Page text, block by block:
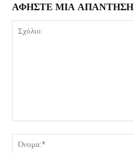
ΑΦΗΣΤΕ ΜΙΑ ΑΠΑΝΤΗΣΗ